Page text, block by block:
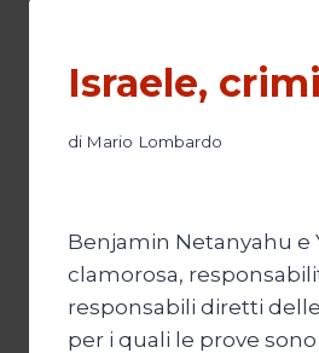
Israele,
di Mario Lombardo
Benjamin Netanyahu e
clamorosa,
responsabili diretti
per i quali le prove